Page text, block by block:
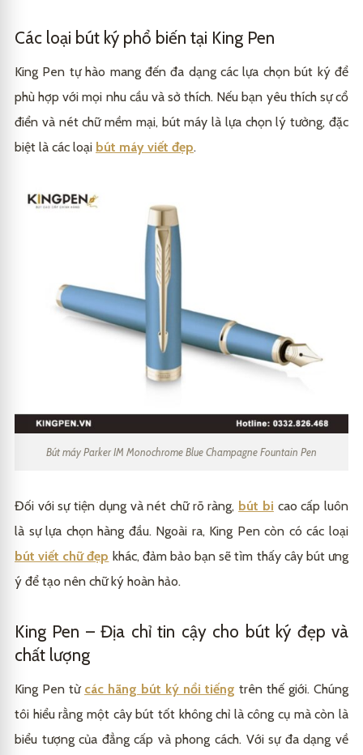
Các loại bút ký phổ biến tại King Pen
King Pen tự hào mang đến đa dạng các lựa chọn bút ký để
phù hợp với mọi nhu cầu và sở thích. Nếu bạn yêu thích sự cổ
điển và nét chữ mềm mại, bút máy là lựa chọn lý tưởng, đặc
biệt là các loại bút máy viết đẹp.
Bút máy Parker IM Monochrome Blue Champagne Fountain Pen
Đối với sự tiện dụng và nét chữ rõ ràng, bút bi cao cấp luôn
là sự lựa chọn hàng đầu. Ngoài ra, King Pen còn có các loại
bút viết chữ đẹp khác, đảm bảo bạn sẽ tìm thấy cây bút ưng
ý để tạo nên chữ ký hoàn hảo.
King Pen – Địa chỉ tin cậy cho bút ký đẹp và
chất lượng
King Pen từ các hãng bút ký nổi tiếng trên thế giới. Chúng
tôi hiểu rằng một cây bút tốt không chỉ là công cụ mà còn là
biểu tượng của đẳng cấp và phong cách. Với sự đa dạng về